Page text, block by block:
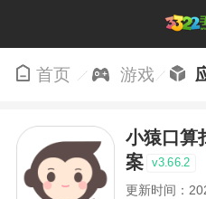
首页 游戏
小猿口算
案
v3.66.2
更新时间：